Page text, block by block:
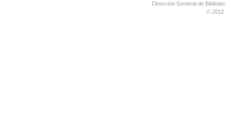
Dirección General de
© 2012